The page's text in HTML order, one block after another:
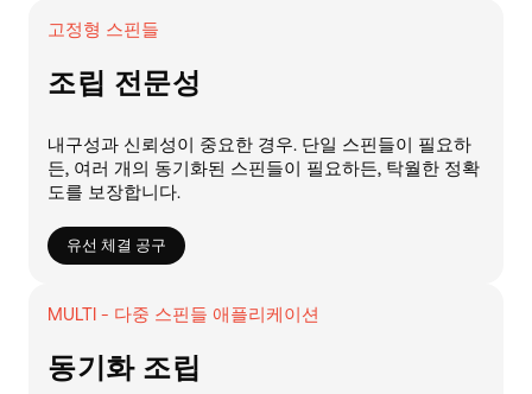
고정형 스핀들
조립 전문성
내구성과 신뢰성이 중요한 경우. 단일 스핀들이 필요하
든, 여러 개의 동기화된 스핀들이 필요하든, 탁월한 정확
도를 보장합니다.
유선 체결 공구
MULTI - 다중 스핀들 애플리케이션
동기화 조립